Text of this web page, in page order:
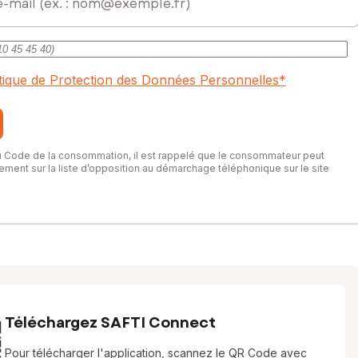
de Protection des Données Personnelles*
Code de la consommation, il est rappelé que le consommateur peut
sur la liste d’opposition au démarchage téléphonique sur le site
Téléchargez SAFTI Connect
Pour télécharger l'application, scannez le QR Code avec